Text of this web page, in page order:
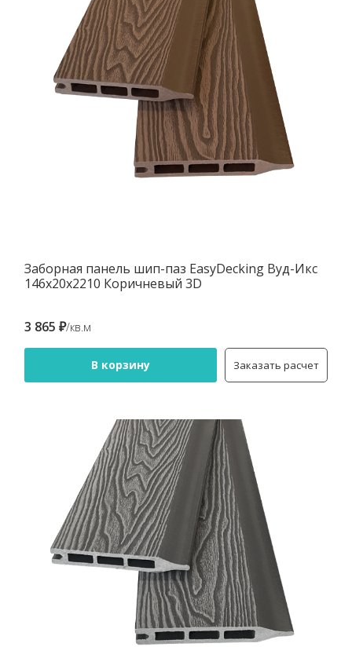
Заборная панель шип-паз EasyDecking Вуд-Икс
146х20х2210 Коричневый 3D
3 865 ₽/кв.м
В корзину Заказать расчет